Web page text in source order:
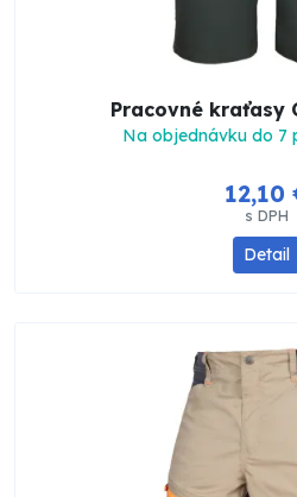
Pracovné kraťasy
Na objednávku do 7
12,10
s DPH
Detail